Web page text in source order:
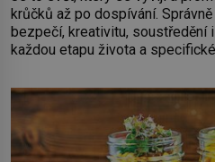
krůčků až po dospívání.
bezpečí, kreativitu, soustředění
každou etapu života a
by pokoj miminka měl působit
Předškolní věk je